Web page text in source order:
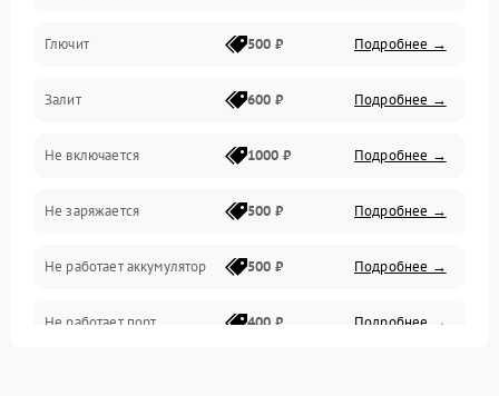
Матрица и оптика
Питание и питание цепей
Проблемы с картами памяти
Объективы
Программные сбои
Коммуникации и интерфейсы
Глючит 500 ₽ Подробнее →
Залит 600 ₽ Подробнее →
Не включается 1000 ₽ Подробнее →
Не заряжается 500 ₽ Подробнее →
Не работает аккумулятор 500 ₽ Подробнее →
Не работает порт 400 ₽ Подробнее →